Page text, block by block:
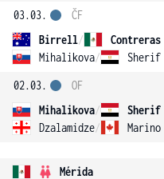
03.03.
Birrell/
Mihalikova/ Sherif
ČF
02.03.
Mihalikova/
Sherif
Dzalamidze/ Marino
OF
Mérida